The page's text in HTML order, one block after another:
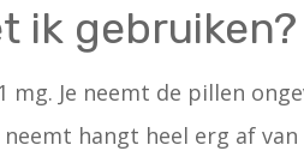
ik gebruiken?
Je neemt de pillen
hangt heel erg af van